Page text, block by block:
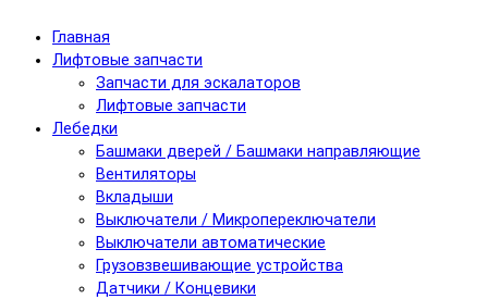
Главная
Лифтовые запчасти
Запчасти для эскалаторов
Лифтовые запчасти
Лебедки
Башмаки дверей / Башмаки направляющие
Вентиляторы
Вкладыши
Выключатели / Микропереключатели
Выключатели автоматические
Грузовзвешивающие устройства
Датчики / Концевики